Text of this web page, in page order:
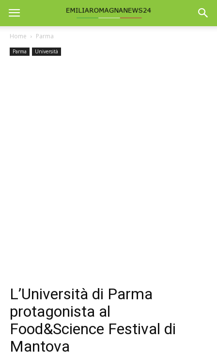
Home Parma
Parma Università
L’Università di Parma
protagonista al
Food&Science Festival di
Mantova